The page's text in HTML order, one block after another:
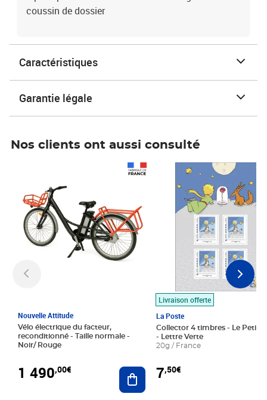
coussin de dossier
Caractéristiques
Garantie légale
Nos clients ont aussi consulté
Nouvelle Attitude
Vélo électrique du facteur,
reconditionné - Taille normale -
Noir/ Rouge
1 490,00€ Ajouter au panier
Livraison offerte
La Poste
Collector 4 timbres - Le Petit
- Lettre Verte
20g / France
7,50€
Prix 7,50€